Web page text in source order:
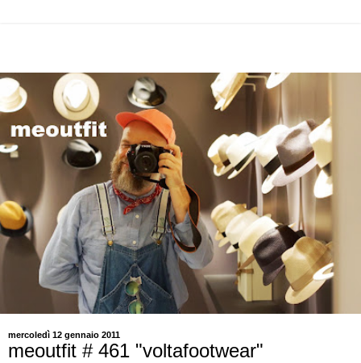
mercoledì 12 gennaio 2011
meoutfit # 461 "voltafootwear"